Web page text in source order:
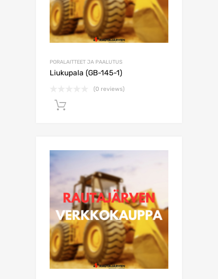
PORALAITTEET JA PAALUTUS
Liukupala (GB-145-1)
(0 reviews)